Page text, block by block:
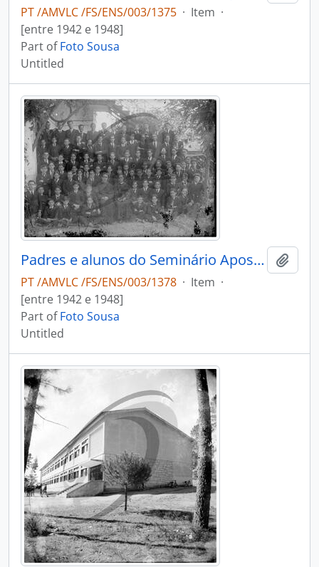
PT /AMVLC /FS/ENS/003/1375 · Item ·
[entre 1942 e 1948]
Part ofFoto Sousa
Untitled
Padres e alunos do Seminário Apostólico São João de Brito
PT /AMVLC /FS/ENS/003/1378 · Item ·
[entre 1942 e 1948]
Part ofFoto Sousa
Untitled